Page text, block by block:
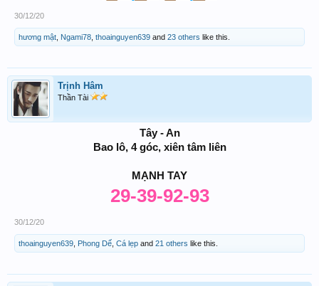
30/12/20
hương mật Ngami78 thoainguyen639 and 23 others like this.
Trịnh Hâm
Thần Tài
Tây - An
Bao lô, 4 góc, xiên tâm liên
MẠNH TAY
29-39-92-93
30/12/20
thoainguyen639 Phong Dế Cá lẹp and 21 others like this.